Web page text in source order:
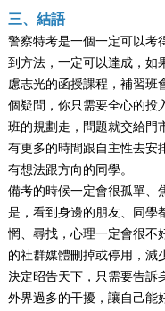
三、結語
警察特考是一個一定可以考
到方法，一定可以達成，如
慮志光的函授課程，補習班
個疑問，你只需要全心的投
班的規劃走，問題就交給門
有更多的時間跟自主性去安
有想法跟方向的同學。
備考的時候一定會很孤單、
是，看到身邊的朋友、同學
惘、尋找，心理一定會很不
的社群媒體刪掉或停用，減
決定昭告天下，只需要告訴
外界過多的干擾，讓自己能